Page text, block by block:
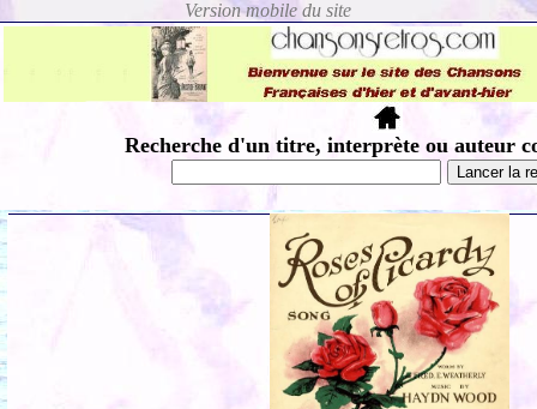
Recherche d'un titre, interprète ou auteur